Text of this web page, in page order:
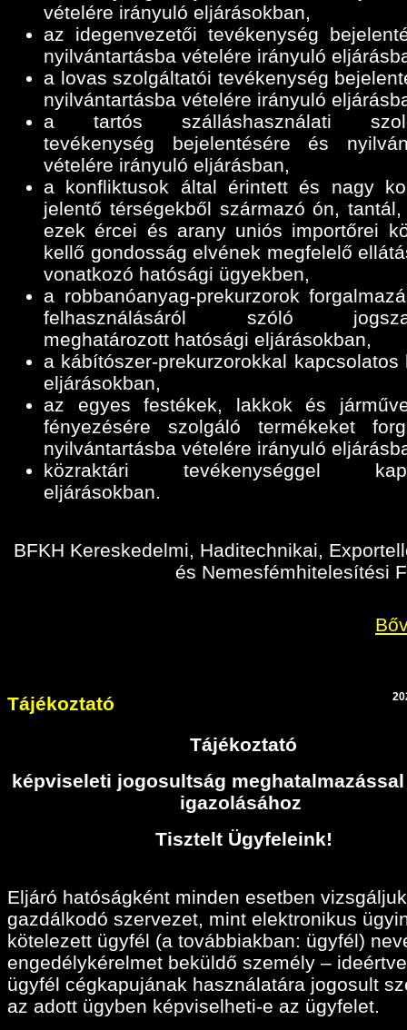
vételére irányuló eljárásokban,
az idegenvezetői tevékenység
nyilvántartásba vételére irányuló
a lovas szolgáltatói tevékenység
nyilvántartásba vételére irányuló
a tartós szálláshasználati
tevékenység bejelentésére és
vételére irányuló eljárásban,
a konfliktusok által érintett és nagy
jelentő térségekből származó ón,
ezek ércei és arany uniós importőrei
kellő gondosság elvének megfelelő
vonatkozó hatósági ügyekben,
a robbanóanyag-prekurzorok
felhasználásáról szóló
meghatározott hatósági eljárásokban,
a kábítószer-prekurzorokkal kapcsolatos
eljárásokban,
az egyes festékek, lakkok és
fényezésére szolgáló termékeket
nyilvántartásba vételére irányuló
közraktári tevékenységgel
eljárásokban.
BFKH Kereskedelmi, Haditechnikai,
és Nemesfémhitelesítési
Tájékoztató
Tájékoztató
képviseleti jogosultság
igazolásához
Tisztelt Ügyfeleink!
Eljáró hatóságként minden esetben
gazdálkodó szervezet, mint elektronikus
kötelezett ügyfél (a továbbiakban: ügyfél)
engedélykérelmet beküldő személy –
ügyfél cégkapujának használatára jogosult
az adott ügyben képviselheti-e az ügyfelet.